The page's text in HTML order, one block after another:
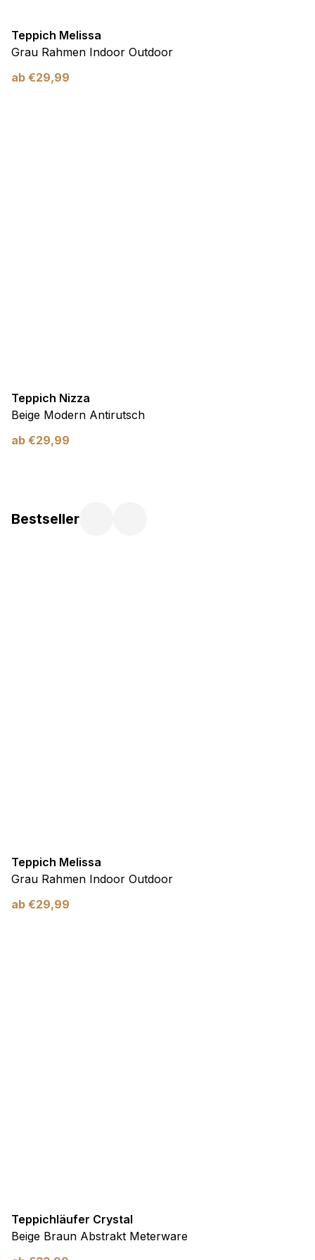
Teppich Melissa
Grau Rahmen Indoor Outdoor
ab €29,99
Teppich Nizza
Beige Modern Antirutsch
ab €29,99
Bestseller
Teppich Melissa
Grau Rahmen Indoor Outdoor
ab €29,99
Teppichläufer Crystal
Beige Braun Abstrakt Meterware